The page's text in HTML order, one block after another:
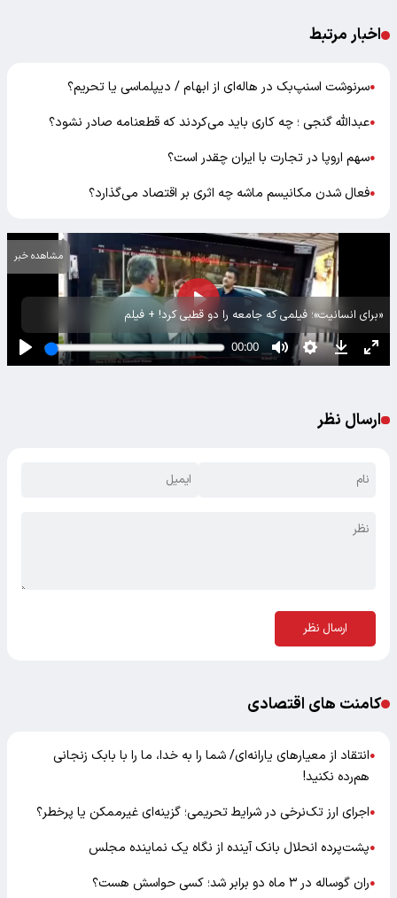
اخبار مرتبط
●سرنوشت اسنپ‌بک در هاله‌ای از ابهام / دیپلماسی یا تحریم؟
●عبدالله گنجی ؛ چه کاری باید می‌کردند که قطعنامه صادر نشود؟
●سهم اروپا در تجارت با ایران چقدر است؟
●فعال‌ شدن مکانیسم ماشه چه اثری بر اقتصاد می‌گذارد؟
«برای انسانیت»؛ فیلمی که جامعه را دو قطبی کرد! + فیلم
مشاهده خبر
ارسال نظر
ارسال نظر
کامنت های اقتصادی
●انتقاد از معیارهای یارانه‌ای/ شما را به خدا، ما را با بابک زنجانی
هم‌رده نکنید!
●اجرای ارز تک‌نرخی در شرایط تحریمی؛ گزینه‌ای غیرممکن یا پرخطر؟
●پشت‌پرده انحلال بانک آینده از نگاه یک نماینده مجلس
●ران گوساله در ۳ ماه دو برابر شد؛ کسی حواسش هست؟